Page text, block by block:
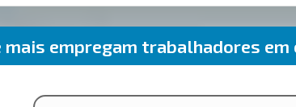
empregam trabalhadores